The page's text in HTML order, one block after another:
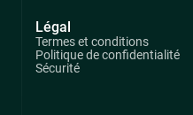
Légal
Termes et conditions
Politique de confidentialité
Sécurité